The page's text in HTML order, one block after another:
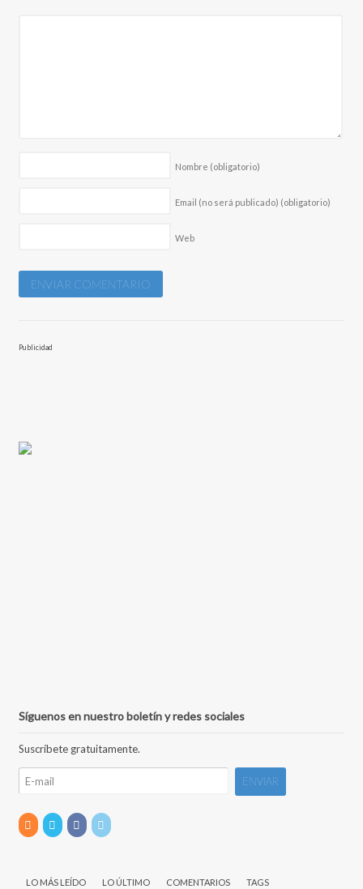
Nombre (obligatorio)
Email (no será publicado) (obligatorio)
Web
Publicidad
Síguenos en nuestro boletín y redes sociales
Suscríbete gratuitamente.
LO MÁS LEÍDO LO ÚLTIMO COMENTARIOS TAGS